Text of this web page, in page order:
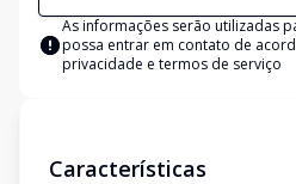
As informações serão utilizadas
possa entrar em contato de
privacidade e termos de serviço
Características